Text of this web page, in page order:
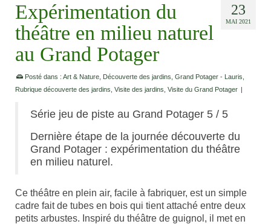
23
MAI 2021
Expérimentation du
théâtre en milieu naturel
au Grand Potager
Posté dans : Art & Nature Découverte des jardins Grand Potager - Lauris
Rubrique découverte des jardins Visite des jardins Visite du Grand Potager |
Série jeu de piste au Grand Potager 5 / 5
Dernière étape de la journée découverte du
Grand Potager : expérimentation du théâtre
en milieu naturel.
Ce théâtre en plein air, facile à fabriquer, est un simple
cadre fait de tubes en bois qui tient attaché entre deux
petits arbustes. Inspiré du théâtre de guignol, il met en